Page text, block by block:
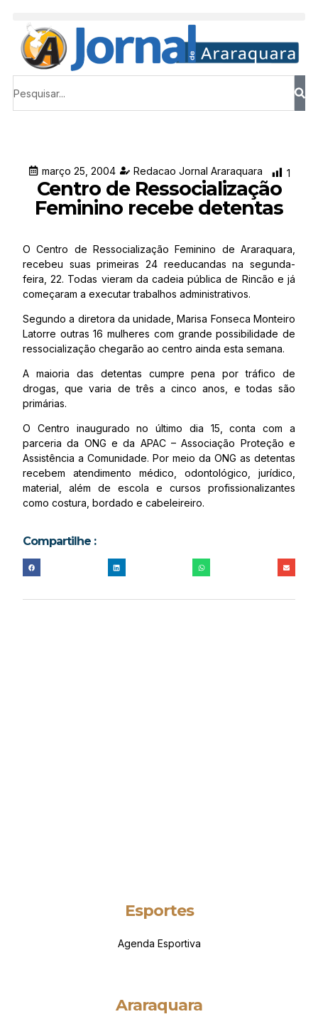
março 25, 2004 Redacao Jornal Araraquara 1
Centro de Ressocialização
Feminino recebe detentas
O Centro de Ressocialização Feminino de Araraquara,
recebeu suas primeiras 24 reeducandas na segunda-
feira, 22. Todas vieram da cadeia pública de Rincão e já
começaram a executar trabalhos administrativos.
Segundo a diretora da unidade, Marisa Fonseca Monteiro
Latorre outras 16 mulheres com grande possibilidade de
ressocialização chegarão ao centro ainda esta semana.
A maioria das detentas cumpre pena por tráfico de
drogas, que varia de três a cinco anos, e todas são
primárias.
O Centro inaugurado no último dia 15, conta com a
parceria da ONG e da APAC – Associação Proteção e
Assistência a Comunidade. Por meio da ONG as detentas
recebem atendimento médico, odontológico, jurídico,
material, além de escola e cursos profissionalizantes
como costura, bordado e cabeleireiro.
Compartilhe :
Esportes
Agenda Esportiva
Araraquara